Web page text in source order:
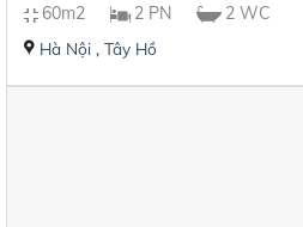
60m2 2 PN 2 WC
Hà Nội, Tây Hồ